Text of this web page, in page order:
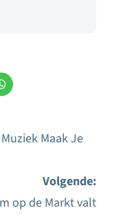
Maak Je
Volgende:
op de Markt valt